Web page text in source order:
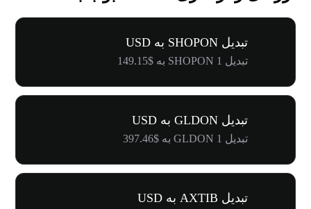
تبدیل SHOPON به USD
تبدیل 1 SHOPON به $149.15
تبدیل GLDON به USD
تبدیل 1 GLDON به $397.46
تبدیل AXTIB به USD